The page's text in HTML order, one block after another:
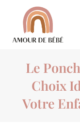
Le
Choix
Votre